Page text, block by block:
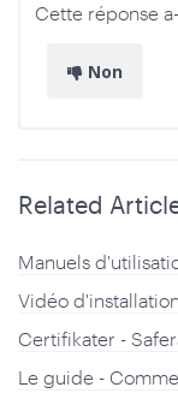
Cette réponse
Non
Related
Manuels
Vidéo
Certifikater -
Le guide -